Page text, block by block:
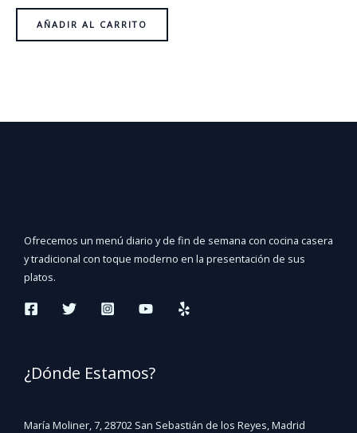
AÑADIR AL CARRITO
Ofrecemos un menú diario y de fin de semana con cocina casera
y tradicional con toque moderno en la presentación de sus
platos.
¿Dónde Estamos?
María Moliner, 7, 28702 San Sebastián de los Reyes, Madrid